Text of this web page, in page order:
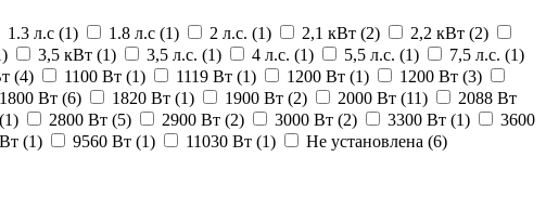
1.3 л.с (1) 1.8 л.с (1) 2 л.с. (1) 2,1 кВт (2) 2,2 кВт (2)
3,5 кВт (1) 3,5 л.с. (1) 4 л.с. (1) 5,5 л.с. (1) 7,5 л.с. (1)
(4) 1100 Вт (1) 1119 Вт (1) 1200 Вт (1) 1200 Вт (3)
1800 Вт (6) 1820 Вт (1) 1900 Вт (2) 2000 Вт (11)
2088 Вт
(1) 2800 Вт (5) 2900 Вт (2) 3000 Вт (2) 3300 Вт (1)
3600
(1) 9560 Вт (1) 11030 Вт (1) Не установлена (6)